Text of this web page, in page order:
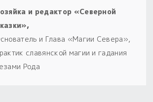
и редактор «Северной
и Глава «Магии Севера»,
славянской магии и гадания
Рода